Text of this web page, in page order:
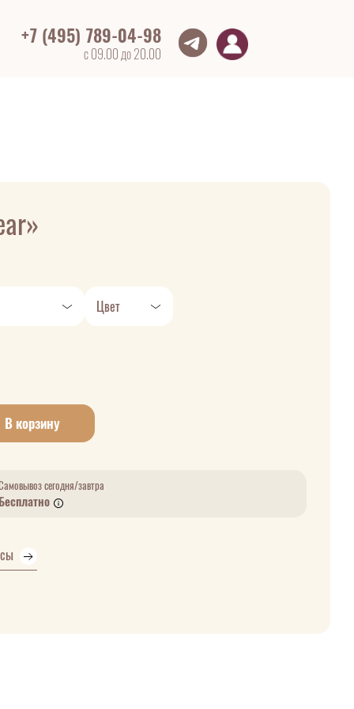
+7 (495) 789-04-98
с 09.00 до 20.00
Цвет
В корзину
сегодня/завтра